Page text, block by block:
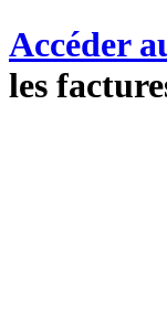
Accéder
les